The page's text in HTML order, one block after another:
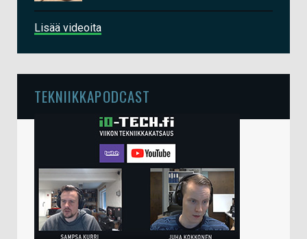
Lisää videoita
TEKNIIKKAPODCAST